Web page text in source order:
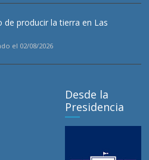
de producir la tierra en Las
el 02/08/2026
Desde la
Presidencia